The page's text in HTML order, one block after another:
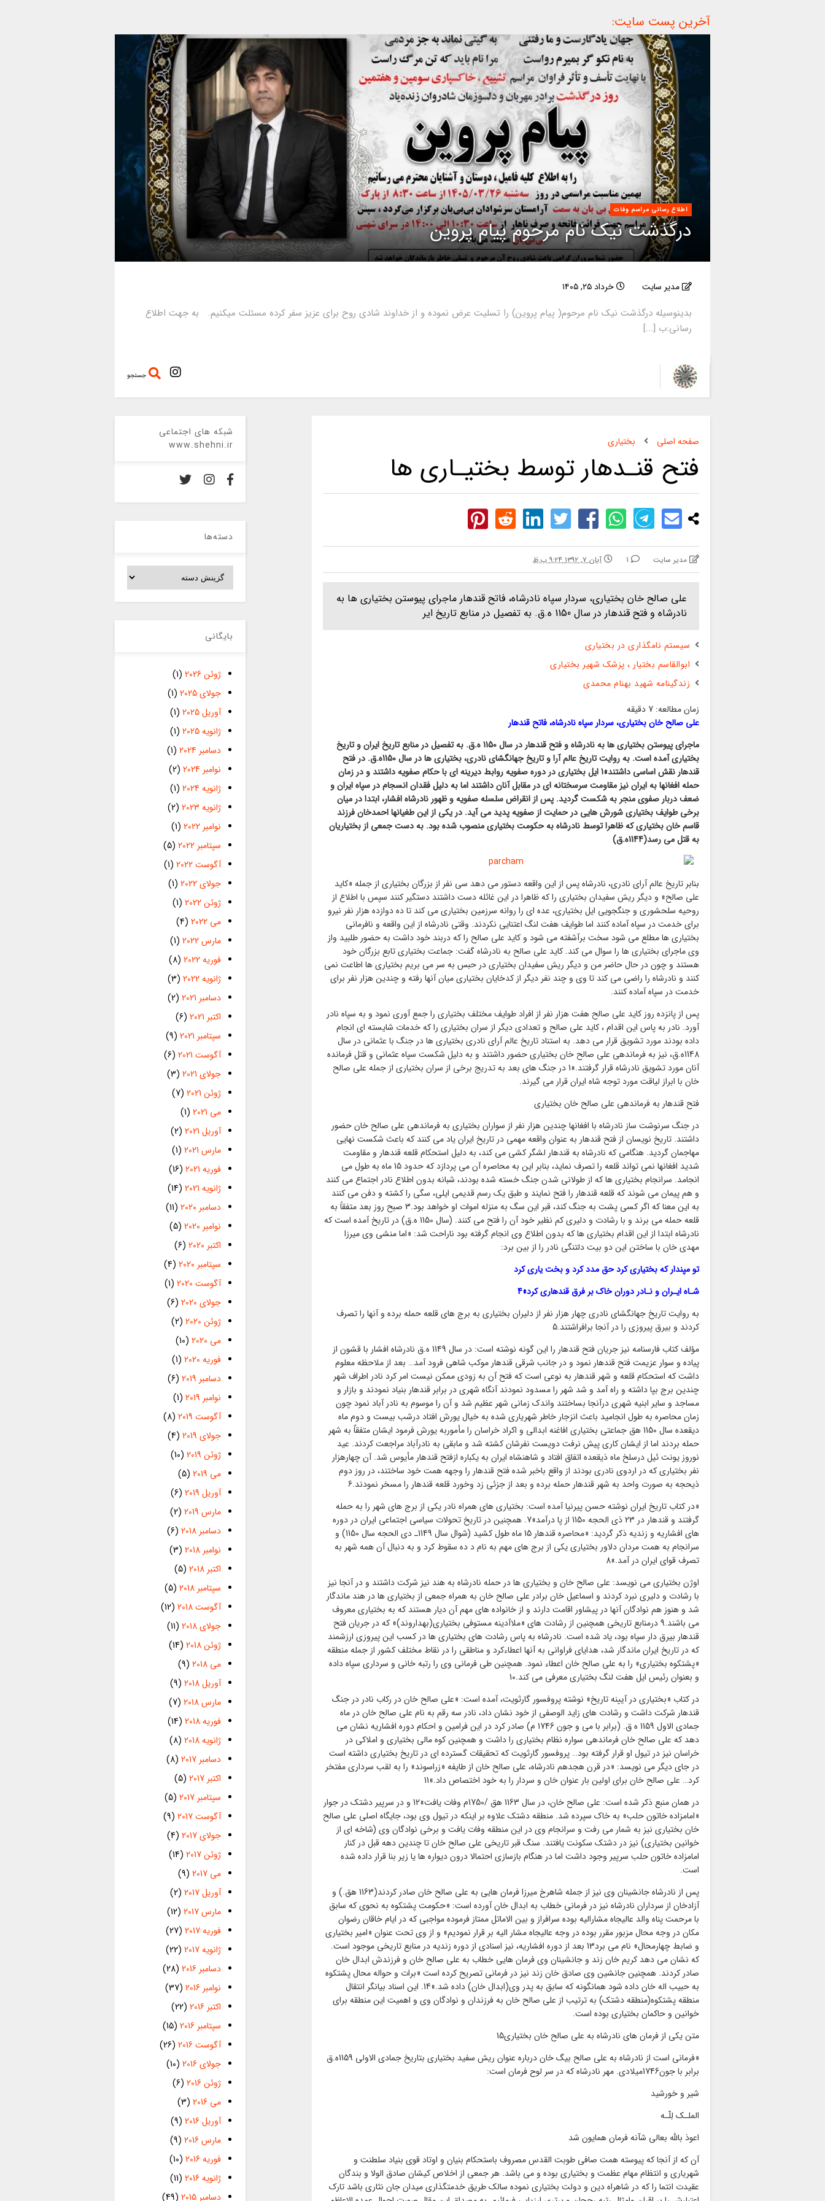
آخرین پست سایت:
اطلاع رسانی مراسم وفات
درگذشت نیک نام مرحوم پیام پروین
مدیر سایت خرداد ۲۵, ۱۴۰۵
بدینوسیله درگذشت نیک نام مرحوم( پیام پروین) را تسلیت عرض نموده و از خداوند شادی روح برای عزیز سفر کرده مسئلت میکنیم. به جهت اطلاع
رسانی:ب [...]
جستجو
صفحه اصلی بختیاری
فتح قنـدهار توسط بختیـاری ها
مدیر سایت 1 آبان ۷, ۱۳۹۲ ۹:۲۴ ب.ظ
علی صالح خان بختیاری، سردار سپاه نادرشاه، فاتح قندهار ماجرای پیوستن بختیاری ها به
نادرشاه و فتح قندهار در سال 1150 ه.ق. به تفصیل در منابع تاریخ ایر
سیستم نامگذاری در بختیاری
ابوالقاسم بختیار ، پزشک شهیر بختیاری
زندگینامه شهید بهنام محمدی
زمان مطالعه: 7 دقیقه
علی صالح خان بختیاری، سردار سپاه نادرشاه، فاتح قندهار
ماجرای پیوستن بختیاری ها به نادرشاه و فتح قندهار در سال 1150 ه.ق. به تفصیل در منابع تاریخ ایران و تاریخ
بختیاری آمده است. به روایت تاریخ عالم آرا و تاریخ جهانگشای نادری، بختیاری ها در سال 1150ه.ق. در فتح
قندهار نقش اساسی داشتند»1 ایل بختیاری در دوره صفویه روابط دیرینه ای با حکام صفویه داشتند و در زمان
حمله افغانها به ایران نیز مقاومت سرسختانه ای در مقابل آنان داشتند اما به دلیل فقدان انسجام در سپاه ایران و
ضعف دربار صفوی منجر به شکست گردید. پس از انقراض سلسله صفویه و ظهور نادرشاه افشار، ابتدا در میان
برخی طوایف بختیاری شورش هایی در حمایت از صفویه پدید می آید. در یکی از این طغیانها احمدخان فرزند
قاسم خان بختیاری که ظاهرا توسط نادرشاه به حکومت بختیاری منصوب شده بود. به دست جمعی از بختیاریان
به قتل می رسد(1144ه.ق)
بنابر تاریخ عالم آرای نادری، نادرشاه پس از این واقعه دستور می دهد سی نفر از بزرگان بختیاری از جمله «کاید
علی صالح» و دیگر ریش سفیدان بختیاری را که ظاهرا در این غائله دست داشتند دستگیر کنند سپس با اطلاع از
روحیه سلحشوری و جنگجویی ایل بختیاری، عده ای را روانه سرزمین بختیاری می کند تا ده دوازده هزار نفر نیرو
برای خدمت در سپاه آماده کنند اما طوایف هفت لنگ اعتنایی نکردند. وقتی نادرشاه از این واقعه و نافرمانی
بختیاری ها مطلع می شود سخت برآشفته می شود و کاید علی صالح را که دربند خود داشت به حضور طلبید واز
وی ماجرای بختیاری ها را سوال می کند. کاید علی صالح به نادرشاه گفت: جماعت بختیاری تابع بزرگان خود
هستند و چون در حال حاضر من و دیگر ریش سفیدان بختیاری در حبس به سر می بریم بختیاری ها اطاعت نمی
کنند و نادرشاه را راضی می کند تا وی و چند نفر دیگر از کدخایان بختیاری میان آنها رفته و چندین هزار نفر برای
خدمت در سپاه آماده کنند.
پس از پانزده روز کاید علی صالح هفت هزار نفر از افراد طوایف مختلف بختیاری را جمع آوری نمود و به سپاه نادر
آورد. نادر به پاس این اقدام ، کاید علی صالح و تعدادی دیگر از سران بختیاری را که خدمات شایسته ای انجام
داده بودند مورد تشویق قرار می دهد. به استناد تاریخ عالم آرای نادری بختیاری ها در جنگ با عثمانی در سال
1148ه.ق، نیز به فرماندهی علی صالح خان بختیاری حضور داشتند و به دلیل شکست سپاه عثمانی و قتل فرمانده
آنان مورد تشویق نادرشاه قرار گرفتند.»1 در جنگ های بعد به تدریج برخی از سران بختیاری از جمله علی صالح
خان با ابراز لیاقت مورد توجه شاه ایران قرار می گیرند.
فتح قندهار به فرماندهی علی صالح خان بختیاری
در جنگ سرنوشت ساز نادرشاه با افغانها چندین هزار نفر از سواران بختیاری به فرماندهی علی صالح خان حضور
داشتند. تاریخ نویسان از فتح قندهار به عنوان واقعه مهمی در تاریخ ایران یاد می کنند که باعث شکست نهایی
مهاجمان گردید. هنگامی که نادرشاه به قندهار لشگر کشی می کند، به دلیل استحکام قلعه قندهار و مقاومت
شدید افغانها نمی تواند قلعه را تصرف نماید، بنابر این به محاصره آن می پردازد که حدود 15 ماه به طول می
انجامد. سرانجام بختیاری ها که از طولانی شدن جنگ خسته شده بودند، شبانه بدون اطلاع نادر اجتماع می کنند
و هم پیمان می شوند که قلعه قندهار را فتح نمایند و طبق یک رسم قدیمی ایلی، سگی را کشته و دفن می کنند
به این معنا که اگر کسی پشت به جنگ کند، قبر این سگ به منزله اموات او خواهد بود.3 صبح روز بعد متفقاً به
قلعه حمله می برند و با رشادت و دلیری کم نظیر خود آن را فتح می کنند. (سال 1150 ه.ق) در تاریخ آمده است که
نادرشاه ابتدا از این اقدام بختیاری ها که بدون اطلاع وی انجام گرفته بود ناراحت شد: «اما منشی وی میرزا
مهدی خان با ساختن این دو بیت دلتنگی نادر را از بین برد:
تو مپندار که بختیاری کرد حق مدد کرد و بخت یاری کرد
شـاه ایـران و نـادر دوران خاک بر فرق قندهاری کرد»4
به روایت تاریخ جهانگشای نادری چهار هزار نفر از دلیران بختیاری به برج های قلعه حمله برده و آنها را تصرف
کردند و بیرق پیروزی را در آنجا برافراشتند.5
مؤلف کتاب فارسنامه نیز جریان فتح قندهار را این گونه نوشته است: در سال 1149 ه.ق نادرشاه افشار با قشون از
پیاده و سوار عزیمت فتح قندهار نمود و در جانب شرقی قندهار موکب شاهی فرود آمد… بعد از ملاحظه معلوم
داشت که استحکام قلعه و شهر قندهار به نوعی است که فتح آن به زودی ممکن نیست امر کرد نادر اطراف شهر
چندین برج بپا داشته و راه آمد و شد شهر را مسدود نمودند آنگاه شهری در برابر قندهار بنیاد نمودند و بازار و
مساجد و سایر ابنیه شهری درآنجا بساختند واندک زمانی شهر عظیم شد و آن را موسوم به نادر آباد نمود چون
زمان محاصره به طول انجامید باعث انزجار خاطر شهریاری شده به خیال یورش افتاد درشب بیست و دوم ماه
دیقعده سال 1150 هق جماعتی بختیاری افاغنه ابدالی و اکراد خراسان را مأموربه یورش فرمود ایشان متفقاٌ به شهر
حمله بردند اما از ایشان کاری پیش نرفت دویست نفرشان کشته شد و مابقی به نادرآباد مراجعت کردند. عید
نوروز یونت ئیل درسلخ ماه ذیقعده اتفاق افتاد و شاهنشاه ایران به یکباره ازفتح قندهار مأیوس شد. آن چهارهزار
نفر بختیاری که در اردوی نادری بودند از واقع باخبر شده فتح قندهار را وجهه همت خود ساختند، در روز دوم
ذیحجه به صورت واحد به شهر قندهار حمله برده و بعد از جزئی زد وخورد قلعه قندهار را مسخر نمودند.6
«در کتاب تاریخ ایران نوشته حسن پیرنیا آمده است: بختیاری های همراه نادر یکی از برج های شهر را به حمله
گرفتند و قندهار در 23 ذی الحجه 1150 از پا درآمد»7. همچنین در تاریخ تحولات سیاسی اجتماعی ایران در دوره
های افشاریه و زندیه ذکر گردید: «محاصره قندهار 15 ماه طول کشید (‌شوال سال 1149ـ دی الحجه سال 1150) و
سرانجام به همت مردان دلاور بختیاری یکی از برج های مهم به نام د ده سقوط کرد و به دنبال آن همه شهر به
تصرف قوای ایران در آمد.»8
اوژن بختیاری می نویسد: علی صالح خان و بختیاری ها در حمله نادرشاه به هند نیز شرکت داشتند و در آنجا نیز
با رشادت و دلیری نبرد کردند و اسماعیل خان برادر علی صالح خان به همراه جمعی از بختیاری ها در هند ماندگار
شد و هنوز هم نوادگان آنها در پیشاور اقامت دارند و از خانواده های مهم آن دیار هستند که به بختیاری معروف
می باشند.9 درمنابع تاریخی همچنین از رشادت های «ملاآدینه مستوفی بختیاری(بهداروند)» که در جریان فتح
قندهار بیرق دار سپاه بود، یاد شده است. نادرشاه به پاس رشادت های بختیاری ها در کسب این پیروزی ارزشمند
که در تاریخ ایران ماندگار شد، هدایای فراوانی به آنها اعطاءکرد و مناطقی را در نقاط مختلف کشور از جمله منطقه
«پشتکوه بختیاری» را به علی صالح خان اعطاء نمود. همچنین طی فرمانی وی را رتبه خانی و سرداری سپاه داده
و بعنوان رئیس ایل هفت لنگ بختیاری معرفی می کند.10
در کتاب «بختیاری در آیینه تاریخ» نوشته پروفسور گارثویت، آمده است: «علی صالح خان در رکاب نادر در جنگ
قندهار شرکت داشت و رشادت های زاید الوصفی از خود نشان داد، نادر سه رقم به نام علی صالح خان در ماه
جمادی الاول 1159 ه ق. (برابر با می و جون 1746 م) صادر کرد در این فرامین و احکام دوره افشاریه نشان می
دهد که علی صالح خان فرماندهی سواره نظام بختیاری را داشت و همچنین کوه مالی بختیاری و املاکی در
خراسان نیز در تیول او قرار گرفته بود… پروفسور گارثویت که تحقیقات گسترده ای در تاریخ بختیاری داشته است
در جای دیگر می نویسد: «در قرن هجدهم نادرشاه، علی صالح خان از طایفه «زراسوند» را به لقب سرداری مفتخر
کرد… علی صالح خان برای اولین بار عنوان خان و سردار را به خود اختصاص داد.»11
در همان منبع ذکر شده است: علی صالح خان، در سال 1163 هق /1750م وفات یافت»12 و در سرپیر دشتک در جوار
«امامزاده خاتون حلب» به خاک سپرده شد. منطقه دشتک علاوه بر اینکه در تیول وی بود، جایگاه اصلی علی صالح
خان بختیاری نیز به شمار می رفت و سرانجام وی در این منطقه وفات یافت و برخی نوادگان وی (شاخه ای از
خوانین بختیاری) نیز در دشتک سکونت یافتند. سنگ قبر تاریخی علی صالح خان تا چندین دهه قبل در کنار
امامزاده خاتون حلب سرپیر وجود داشت اما در هنگام بازسازی احتمالا درون دیواره ها یا زیر بنا قرار داده شده
است.
پس از نادرشاه جانشینان وی نیز از جمله شاهرخ میرزا فرمان هایی به علی صالح خان صادر کردند(1163 هق.) و
آزادخان از سرداران نادرشاه نیز در فرمانی خطاب به ابدال خان آورده است: «حکومت پشتکوه به نحوی که سابق
با مرحمت پناه والد عالیجاه مشارالیه بوده سرافراز و بین الاماتل ممتاز فرموده مواجبی که در ایام خاقان رضوان
مکان در وجه محال مزبور مقرر بوده در وجه عالیجاه مشار الیه بر قرار نمودیم» و از وی تحت عنوان «امیر بختیاری
و ضابط چهارمحال» نام می برد13 بعد از دوره افشاریه، نیز اسنادی از دوره زندیه در منابع تاریخی موجود است.
که نشان می دهد کریم خان زند و جانشینان وی فرمان هایی خطاب به علی صالح خان و فرزندش ابدال خان
صادر کردند. همچنین جانشین وی صادق خان زند نیز در فرمانی تصریح کرده است «برات و حواله محال پشتکوه
به حبیب اله خان داده شود همانگونه که سابق به پدر وی(ابدال خان) داده شد.»14. این اسناد بیانگر انتقال
منطقه پشتکوه(منطقه دشتک) به ترتیب از علی صالح خان به فرزندان و نوادگان وی و اهمیت این منطقه برای
خوانین و حاکمان بختیاری بوده است.
متن یکی از فرمان های نادرشاه به علی صالح خان بختیاری15
«فرمانی است از نادرشاه به علی صالح بیگ خان درباره عنوان ریش سفید بختیاری بتاریخ جمادی الاولی 1159ه.ق
برابر با جون1746میلادی. مهر نادرشاه که در سر لوح فرمان است:
شیر و خورشید
الملـک لِلّـه
اعوذ بالله بعالی شآنه فرمان همایون شد
آن که از آنجا که پیوسته همت صافی طوبت القدس مصروف باستحکام بنیان و اوتاد قوی بنیاد سلطنت و
شهریاری و انتظام مهام عظمت و بختیاری بوده و می باشد. هر جمعی از اخلاص کیشان صادق الولا و بندگان
عقیدت انتما را که در شاهراه دین و دولت بختیاری نموده سالک طریق خدمتگذاری میدان جان نثاری باشد تارک
شبکه های اجتماعی
www.shehni.ir
دسته‌ها
دسته‌ها
بایگانی
ژوئن 2026
(1)
جولای 2025
(1)
آوریل 2025
(1)
ژانویه 2025
(1)
دسامبر 2024
(1)
نوامبر 2024
(2)
ژانویه 2024
(1)
ژانویه 2023
(2)
نوامبر 2022
(1)
سپتامبر 2022
(5)
آگوست 2022
(1)
جولای 2022
(1)
ژوئن 2022
(1)
می 2022
(4)
مارس 2022
(1)
فوریه 2022
(8)
ژانویه 2022
(3)
دسامبر 2021
(2)
اکتبر 2021
(6)
سپتامبر 2021
(9)
آگوست 2021
(6)
جولای 2021
(3)
ژوئن 2021
(7)
می 2021
(1)
آوریل 2021
(2)
مارس 2021
(1)
فوریه 2021
(16)
ژانویه 2021
(14)
دسامبر 2020
(11)
نوامبر 2020
(5)
اکتبر 2020
(6)
سپتامبر 2020
(4)
آگوست 2020
(1)
جولای 2020
(6)
ژوئن 2020
(2)
می 2020
(10)
فوریه 2020
(1)
دسامبر 2019
(6)
نوامبر 2019
(1)
آگوست 2019
(8)
جولای 2019
(4)
ژوئن 2019
(10)
می 2019
(5)
آوریل 2019
(6)
مارس 2019
(2)
دسامبر 2018
(6)
نوامبر 2018
(3)
اکتبر 2018
(5)
سپتامبر 2018
(5)
آگوست 2018
(12)
جولای 2018
(11)
ژوئن 2018
(14)
می 2018
(9)
آوریل 2018
(9)
مارس 2018
(7)
فوریه 2018
(14)
ژانویه 2018
(8)
دسامبر 2017
(8)
اکتبر 2017
(5)
سپتامبر 2017
(5)
آگوست 2017
(9)
جولای 2017
(4)
ژوئن 2017
(14)
می 2017
(9)
آوریل 2017
(2)
مارس 2017
(12)
فوریه 2017
(27)
ژانویه 2017
(22)
دسامبر 2016
(28)
نوامبر 2016
(37)
اکتبر 2016
(22)
سپتامبر 2016
(15)
آگوست 2016
(26)
جولای 2016
(10)
ژوئن 2016
(6)
می 2016
(3)
آوریل 2016
(9)
مارس 2016
(9)
فوریه 2016
(10)
ژانویه 2016
(11)
دسامبر 2015
(49)